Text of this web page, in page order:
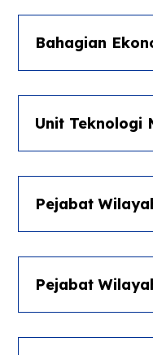
Bahagian
Unit Teknologi
Pejabat
Pejabat